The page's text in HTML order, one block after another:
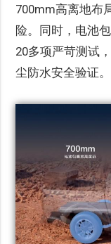
700mm高离地布
险。同时，电池
20多项严苛测试
尘防水安全验证。